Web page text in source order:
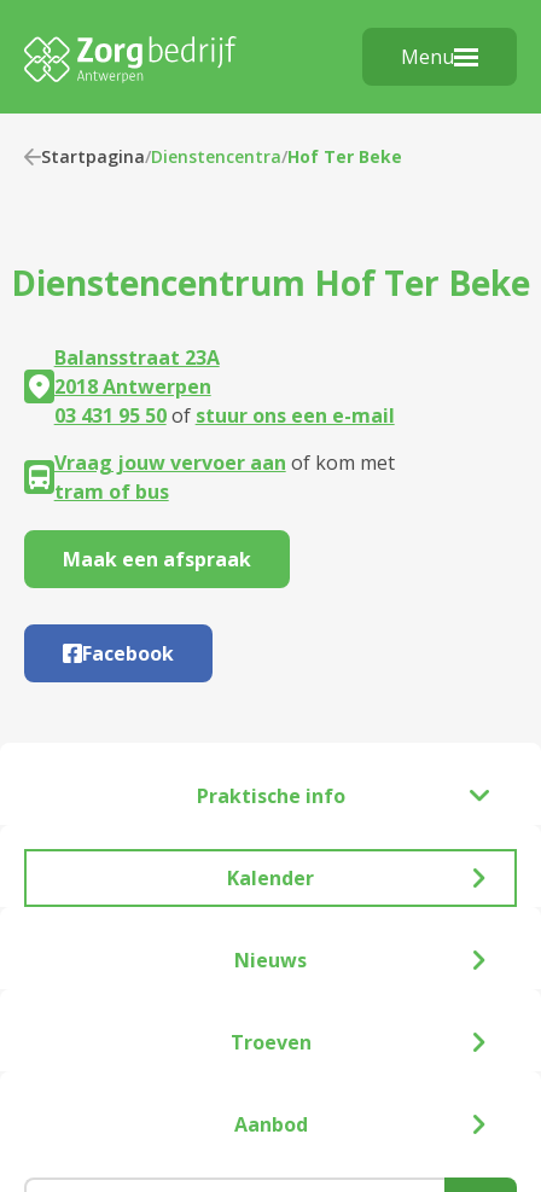
Menu
Startpagina/Dienstencentra/Hof Ter Beke
Dienstencentrum Hof Ter Beke
Balansstraat 23A
2018 Antwerpen
03 431 95 50of stuur ons een e-mail
Vraag jouw vervoer aan of kom met
tram of bus
Maak een afspraak
Facebook
Praktische info
Kalender
Nieuws
Troeven
Aanbod